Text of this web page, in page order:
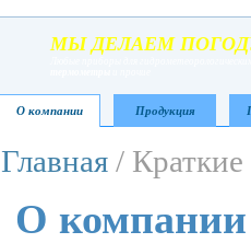
МЫ ДЕЛАЕМ
О компании Продукция
Главная /
О компании